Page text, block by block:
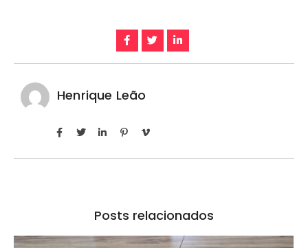
Henrique Leão
Posts relacionados